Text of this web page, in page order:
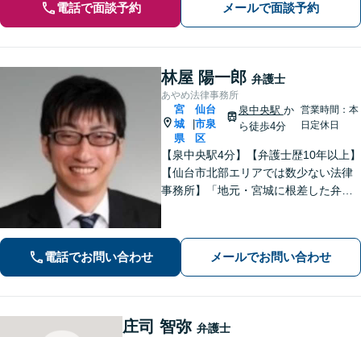
電話で面談予約 メールで面談予約
林屋 陽一郎 弁護士
あやめ法律事務所
宮
城
県
仙台
市泉
区
泉中央駅 か
ら徒歩4分
営業時間：本
日定休日
【泉中央駅4分】【弁護士歴10年以上】
【仙台市北部エリアでは数少ない法律
事務所】「地元・宮城に根差した弁護
電話でお問い合わせ メールでお問い合わせ
庄司 智弥 弁護士